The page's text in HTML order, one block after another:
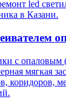
led
в Казани.
с
мягкая
коридоров,